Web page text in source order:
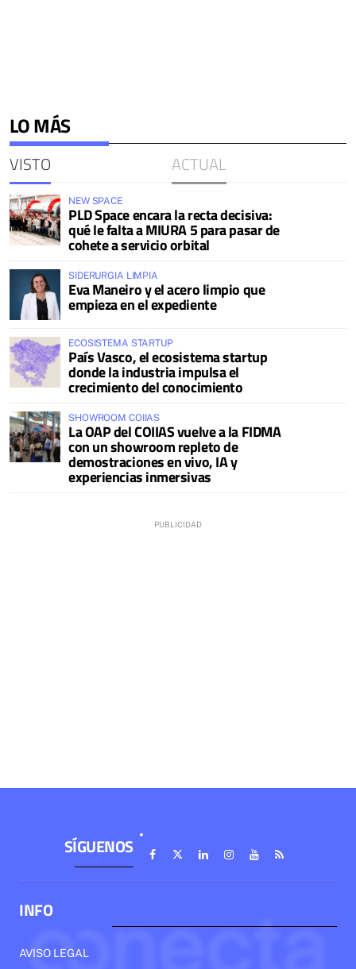
LO MÁS
VISTO ACTUAL
NEW SPACE
PLD Space encara la recta decisiva:
qué le falta a MIURA 5 para pasar de
cohete a servicio orbital
SIDERURGIA LIMPIA
Eva Maneiro y el acero limpio que
empieza en el expediente
ECOSISTEMA STARTUP
País Vasco, el ecosistema startup
donde la industria impulsa el
crecimiento del conocimiento
SHOWROOM COIIAS
La OAP del COIIAS vuelve a la FIDMA
con un showroom repleto de
demostraciones en vivo, IA y
experiencias inmersivas
SÍGUENOS
INFO
AVISO LEGAL